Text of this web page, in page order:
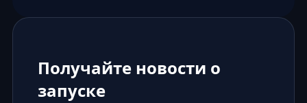
Получайте новости о
запуске